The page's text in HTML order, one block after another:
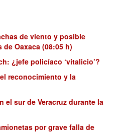
de viento y posible
Oaxaca (08:05 h)
¿jefe policíaco ‘vitalicio’?
reconocimiento y la
el sur de Veracruz durante la
por grave falla de